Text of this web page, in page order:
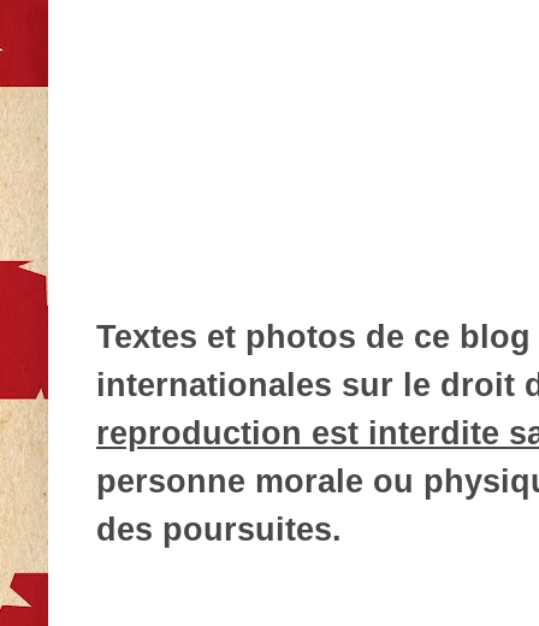
Textes et photos de ce
internationales sur le droit
reproduction est interdite
personne morale ou
des poursuites.